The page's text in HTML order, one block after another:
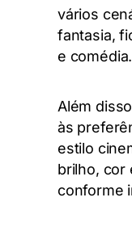
vários
fantasia,
e comédia.
Além
às
estilo
brilho, cor
conforme